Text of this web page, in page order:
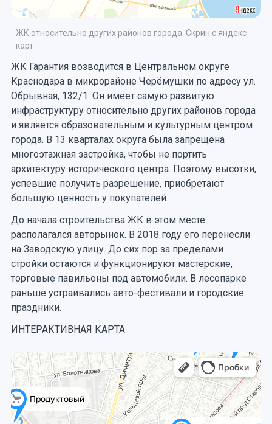
ЖК относительно других районов города. Скрин с яндекс
карт
ЖК Гарантия возводится в Центральном округе
Краснодара в микрорайоне Черёмушки по адресу ул.
Обрывная, 132/1. Он имеет самую развитую
инфраструктуру относительно других районов города
и является образовательным и культурным центром
города. В 13 кварталах округа была запрещена
многоэтажная застройка, чтобы не портить
архитектуру исторического центра. Поэтому высотки,
успевшие получить разрешение, приобретают
большую ценность у покупателей.
До начала строительства ЖК в этом месте
располагался авторынок. В 2018 году его перенесли
на Заводскую улицу. До сих пор за пределами
стройки остаются и функционируют мастерские,
торговые павильоны под автомобили. В лесопарке
раньше устраивались авто-фестивали и городские
праздники.
ИНТЕРАКТИВНАЯ КАРТА